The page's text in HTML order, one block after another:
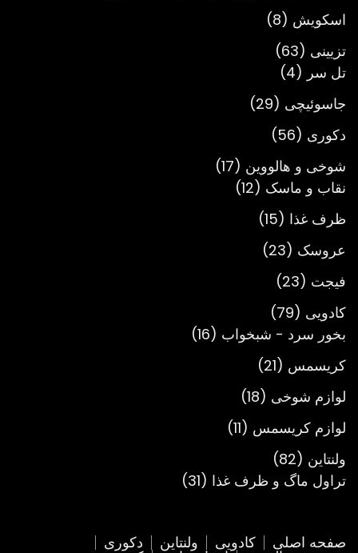
اسکویش 8
8
تزیینی 63
63
محصول
تل سر 4
4
محصول
جاسوئیچی 29
29
دکوری 56
56
محصول
شوخی و هالووین 17
17
نقاب و ماسک 12
12
ظرف غذا 15
15
محصول
عروسک 23
23
فیجت 23
23
محصول
کادویی 79
79
محصول
بخور سرد - شبخواب 16
16
کریسمس 21
21
محصول
لوازم شوخی 18
18
محصول
لوازم کریسمس 11
11
ولنتاین 82
82
محصول
تراول ماگ و ظرف غذا 31
31
صفحه اصلی کادویی ولنتاین دکوری